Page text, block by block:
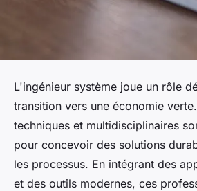
L'ingénieur système joue un rôle
transition vers une économie
techniques et multidisciplinaires
pour concevoir des solutions
les processus. En intégrant des
et des outils modernes, ces